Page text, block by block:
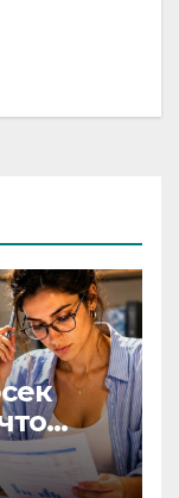
и
году